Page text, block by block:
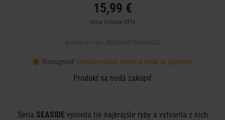
15,99 €
cena vrátane DPH
Dostupnosť: centrální sklad, doprava nedá sa objednať
Produkt sa nedá zakúpiť
Séria SEASIDE vylovila tie najkrajšie ryby a vytvorila z nich